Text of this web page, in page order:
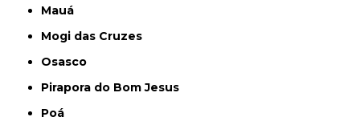
Mauá
Mogi das Cruzes
Osasco
Pirapora do Bom Jesus
Poá